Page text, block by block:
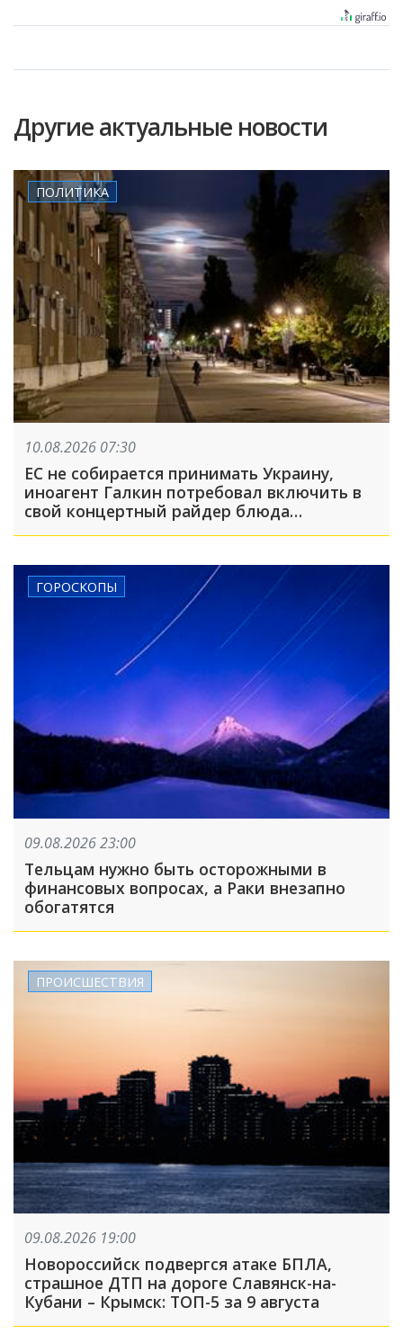
Другие актуальные новости
ПОЛИТИКА
10.08.2026 07:30
ЕС не собирается принимать Украину,
иноагент Галкин потребовал включить в
свой концертный райдер блюда
национальной русской кухни: что
ГОРОСКОПЫ
09.08.2026 23:00
Тельцам нужно быть осторожными в
финансовых вопросах, а Раки внезапно
обогатятся
ПРОИСШЕСТВИЯ
09.08.2026 19:00
Новороссийск подвергся атаке БПЛА,
страшное ДТП на дороге Славянск-на-
Кубани – Крымск: ТОП-5 за 9 августа